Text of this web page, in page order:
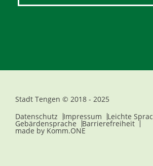
Stadt Tengen © 2018 - 2025
Datenschutz
Impressum Leichte
Gebärdensprache Barrierefreiheit
made by Komm.ONE